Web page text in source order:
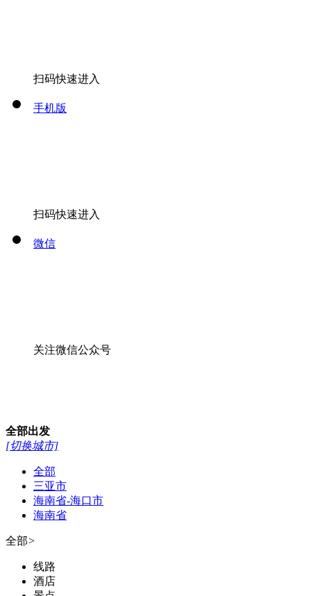
扫码快速进入
手机版
扫码快速进入
微信
关注微信公众号
全部出发
[切换城市]
全部
三亚市
海南省-海口市
海南省
全部>
线路
酒店